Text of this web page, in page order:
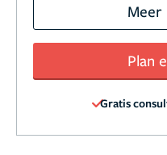
Plan
Gratis